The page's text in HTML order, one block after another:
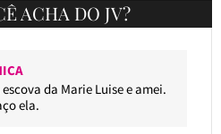
ACHA DO JV?
escova da Marie Luise e amei.
ela.